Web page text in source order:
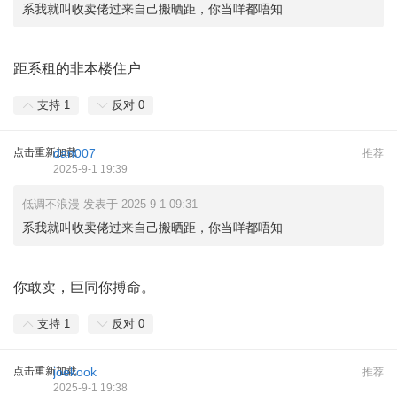
系我就叫收卖佬过来自己搬晒距，你当咩都唔知
距系租的非本楼住户
支持 1 反对 0
点击重新加载 推荐
dan007
2025-9-1 19:39
低调不浪漫 发表于 2025-9-1 09:31
系我就叫收卖佬过来自己搬晒距，你当咩都唔知
你敢卖，巨同你搏命。
支持 1 反对 0
点击重新加载 推荐
joekook
2025-9-1 19:38